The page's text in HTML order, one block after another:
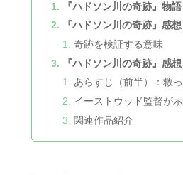
『ハドソン川の奇跡』物
『ハドソン川の奇跡』感
奇跡を検証する意味
『ハドソン川の奇跡』感
あらすじ（前半）：救
イーストウッド監督が
関連作品紹介